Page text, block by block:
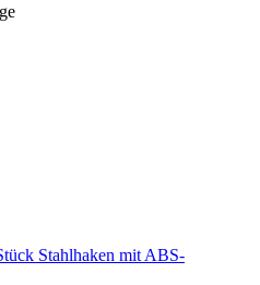
Stahlhaken mit ABS-